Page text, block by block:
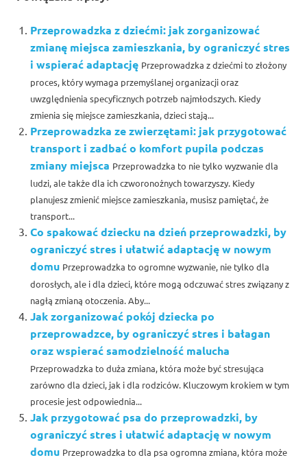
Przeprowadzka z dziećmi: jak zorganizować
zmianę miejsca zamieszkania, by ograniczyć stres
i wspierać adaptację Przeprowadzka z dziećmi to złożony
proces, który wymaga przemyślanej organizacji oraz
uwzględnienia specyficznych potrzeb najmłodszych. Kiedy
zmienia się miejsce zamieszkania, dzieci stają...
Przeprowadzka ze zwierzętami: jak przygotować
transport i zadbać o komfort pupila podczas
zmiany miejsca Przeprowadzka to nie tylko wyzwanie dla
ludzi, ale także dla ich czworonożnych towarzyszy. Kiedy
planujesz zmienić miejsce zamieszkania, musisz pamiętać, że
transport...
Co spakować dziecku na dzień przeprowadzki, by
ograniczyć stres i ułatwić adaptację w nowym
domu Przeprowadzka to ogromne wyzwanie, nie tylko dla
dorosłych, ale i dla dzieci, które mogą odczuwać stres związany z
nagłą zmianą otoczenia. Aby...
Jak zorganizować pokój dziecka po
przeprowadzce, by ograniczyć stres i bałagan
oraz wspierać samodzielność malucha
Przeprowadzka to duża zmiana, która może być stresująca
zarówno dla dzieci, jak i dla rodziców. Kluczowym krokiem w tym
procesie jest odpowiednia...
Jak przygotować psa do przeprowadzki, by
ograniczyć stres i ułatwić adaptację w nowym
domu Przeprowadzka to dla psa ogromna zmiana, która może